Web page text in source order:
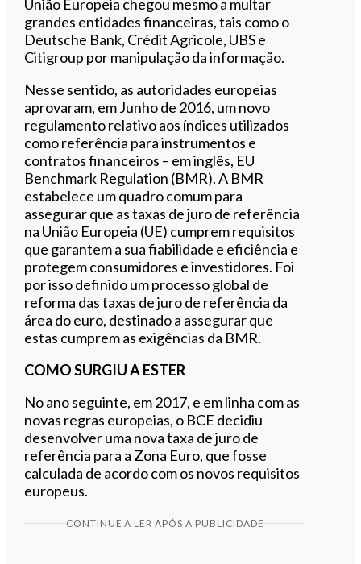
União Europeia chegou mesmo a multar
grandes entidades financeiras, tais como o
Deutsche Bank, Crédit Agricole, UBS e
Citigroup por manipulação da informação.
Nesse sentido, as autoridades europeias
aprovaram, em Junho de 2016, um novo
regulamento relativo aos índices utilizados
como referência para instrumentos e
contratos financeiros – em inglês, EU
Benchmark Regulation (BMR). A BMR
estabelece um quadro comum para
assegurar que as taxas de juro de referência
na União Europeia (UE) cumprem requisitos
que garantem a sua fiabilidade e eficiência e
protegem consumidores e investidores. Foi
por isso definido um processo global de
reforma das taxas de juro de referência da
área do euro, destinado a assegurar que
estas cumprem as exigências da BMR.
COMO SURGIU A ESTER
No ano seguinte, em 2017, e em linha com as
novas regras europeias, o BCE decidiu
desenvolver uma nova taxa de juro de
referência para a Zona Euro, que fosse
calculada de acordo com os novos requisitos
europeus.
CONTINUE A LER APÓS A PUBLICIDADE